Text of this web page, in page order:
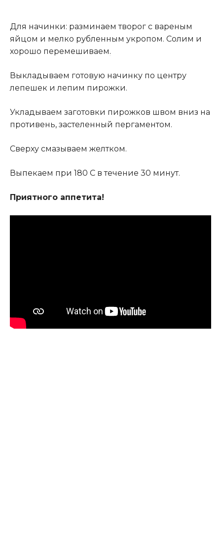
Для начинки: разминаем творог с вареным
яйцом и мелко рубленным укропом. Солим и
хорошо перемешиваем.
Выкладываем готовую начинку по центру
лепешек и лепим пирожки.
Укладываем заготовки пирожков швом вниз на
противень, застеленный пергаментом.
Сверху смазываем желтком.
Выпекаем при 180 С в течение 30 минут.
Приятного аппетита!